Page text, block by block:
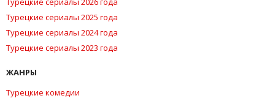
Турецкие сериалы 2025 года
Турецкие сериалы 2024 года
Турецкие сериалы 2023 года
ЖАНРЫ
Турецкие комедии